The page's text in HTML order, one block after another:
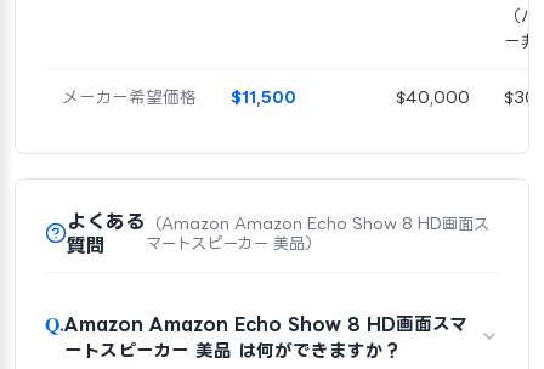
（
ー非
メーカー希望価格 $11,500 $40,000
よくある
質問
（Amazon Amazon Echo Show 8 HD画面ス
マートスピーカー 美品）
Q.Amazon Amazon Echo Show 8 HD画面スマ
ートスピーカー 美品 は何ができますか？